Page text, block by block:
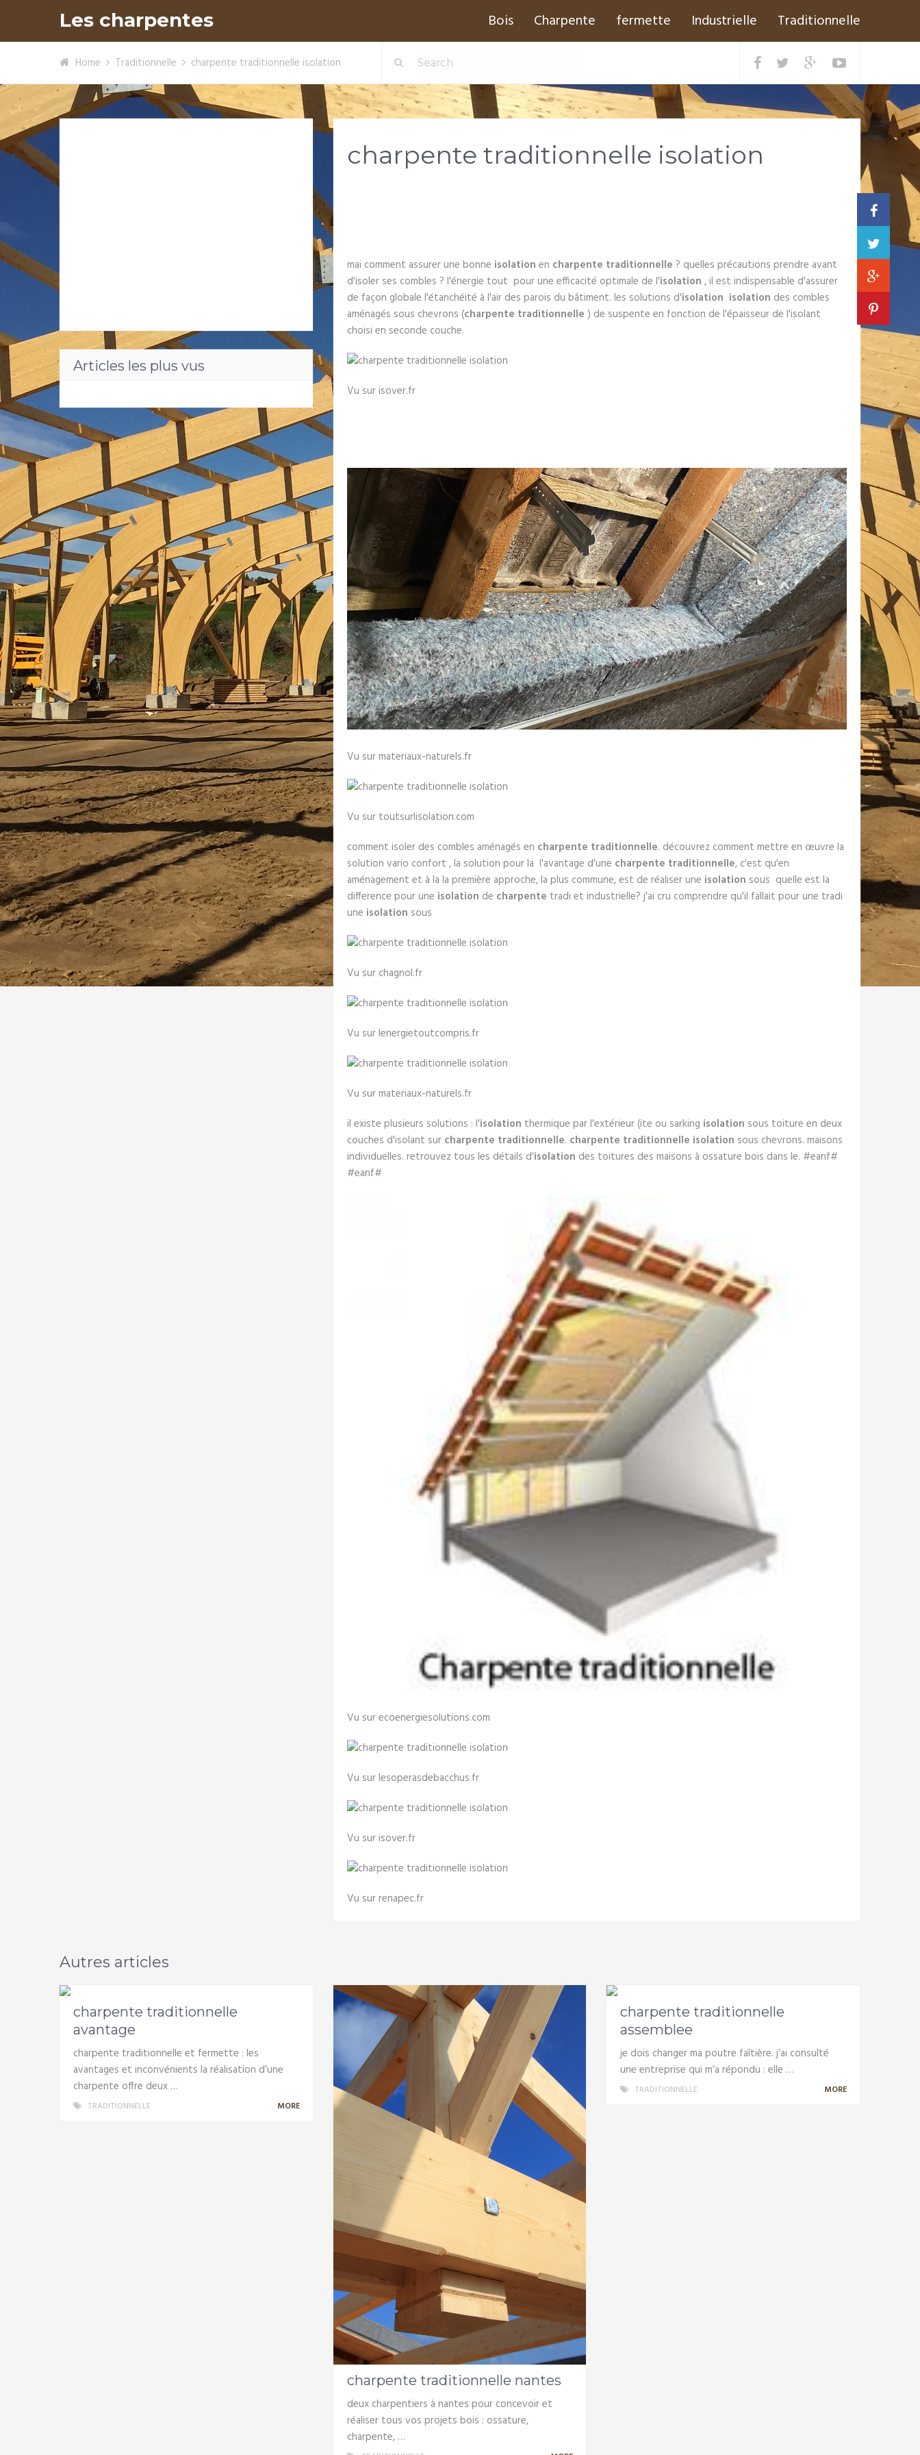
Les charpentes Bois Charpente fermette Industrielle Traditionnelle
Home Traditionnelle charpente traditionnelle isolation
charpente traditionnelle isolation
mai comment assurer une bonne isolation en charpente traditionnelle ? quelles précautions prendre avant
d'isoler ses combles ? l'énergie tout pour une efficacité optimale de l'isolation , il est indispensable d'assurer
de façon globale l'étanchéité à l'air des parois du bâtiment. les solutions d'isolation isolation des combles
aménagés sous chevrons (charpente traditionnelle ) de suspente en fonction de l'épaisseur de l'isolant
choisi en seconde couche.
Vu sur isover.fr
Vu sur materiaux-naturels.fr
Vu sur toutsurlisolation.com
comment isoler des combles aménagés en charpente traditionnelle. découvrez comment mettre en œuvre la
solution vario confort , la solution pour la l'avantage d'une charpente traditionnelle, c'est qu'en
aménagement et à la la première approche, la plus commune, est de réaliser une isolation sous quelle est la
difference pour une isolation de charpente tradi et industrielle? j'ai cru comprendre qu'il fallait pour une tradi
une isolation sous
Vu sur chagnol.fr
Vu sur lenergietoutcompris.fr
Vu sur materiaux-naturels.fr
il existe plusieurs solutions : l'isolation thermique par l'extérieur (ite ou sarking isolation sous toiture en deux
couches d'isolant sur charpente traditionnelle. charpente traditionnelle isolation sous chevrons. maisons
individuelles. retrouvez tous les détails d'isolation des toitures des maisons à ossature bois dans le. #eanf#
#eanf#
Vu sur ecoenergiesolutions.com
Vu sur lesoperasdebacchus.fr
Vu sur isover.fr
Vu sur renapec.fr
Articles les plus vus
Autres articles
charpente traditionnelle
avantage
charpente traditionnelle et fermette : les
avantages et inconvénients la réalisation d’une
charpente offre deux …
TRADITIONNELLE MORE
charpente traditionnelle nantes
deux charpentiers à nantes pour concevoir et
réaliser tous vos projets bois : ossature,
charpente, …
charpente traditionnelle
assemblee
je dois changer ma poutre faîtière. j’ai consulté
une entreprise qui m’a répondu : elle …
TRADITIONNELLE MORE